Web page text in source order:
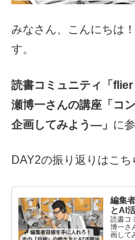
みなさん、こんにちは
す。
読書コミュニティ「
瀬博一さんの講座「コ
企画してみよう―」 に
DAY2の振り返りはこち
編集
とAI
読書コ
博一さ
画して